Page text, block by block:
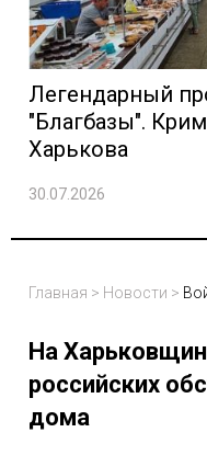
Легендарный
"Благбазы".
Харькова
30.07.2026
Главная > Новости >
На
российских
дома